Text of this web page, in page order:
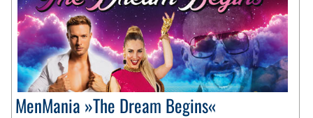
MenMania »The Dream Begins«